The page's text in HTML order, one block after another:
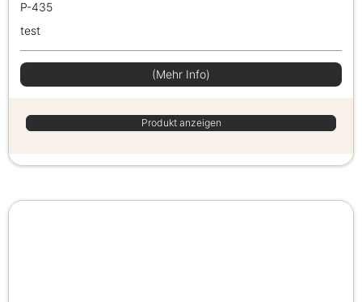
P-435
test
(Mehr Info)
Produkt anzeigen